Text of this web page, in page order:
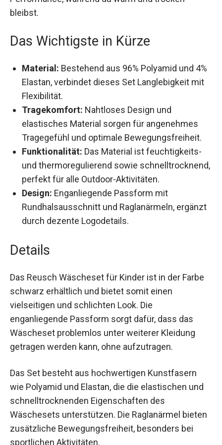
bleibst.
Das Wichtigste in Kürze
4% Elastan, verbindet dieses Set Langlebigkeit
mit Flexibilität.
Tragekomfort:
elastisches Material sorgen für angenehmes
Tragegefühl und optimale Bewegungsfreiheit.
Funktionalität:Das Material ist feuchtigkeits-
und thermoregulierend sowie
schnelltrocknend, perfekt für alle Outdoor-
Aktivitäten.
Design: Enganliegende Passform mit
Rundhalsausschnitt und Raglanärmeln,
ergänzt durch dezente Logodetails.
Details
Das Reusch Wäscheset für Kinder ist in der Farbe
schwarz erhältlich und bietet somit einen
vielseitigen und schlichten Look. Die
enganliegende Passform sorgt dafür, dass das
Wäscheset problemlos unter weiterer Kleidung
getragen werden kann, ohne aufzutragen.
Das Set besteht aus hochwertigen Kunstfasern
wie Polyamid und Elastan, die die elastischen und
schnelltrocknenden Eigenschaften des
Wäschesets unterstützen. Die Raglanärmel
bieten zusätzliche Bewegungsfreiheit,